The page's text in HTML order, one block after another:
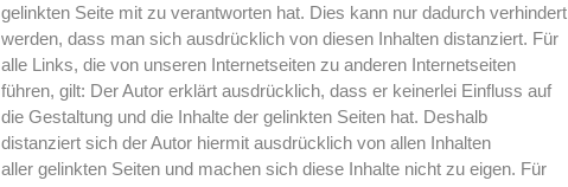
gelinkten Seite mit zu verantworten hat. Dies kann nur dadurch verhindert
werden, dass man sich ausdrücklich von diesen Inhalten distanziert. Für
alle Links, die von unseren Internetseiten zu anderen Internetseiten
führen, gilt: Der Autor erklärt ausdrücklich, dass er keinerlei Einfluss auf
die Gestaltung und die Inhalte der gelinkten Seiten hat. Deshalb
distanziert sich der Autor hiermit ausdrücklich von allen Inhalten
aller gelinkten Seiten und machen sich diese Inhalte nicht zu eigen. Für